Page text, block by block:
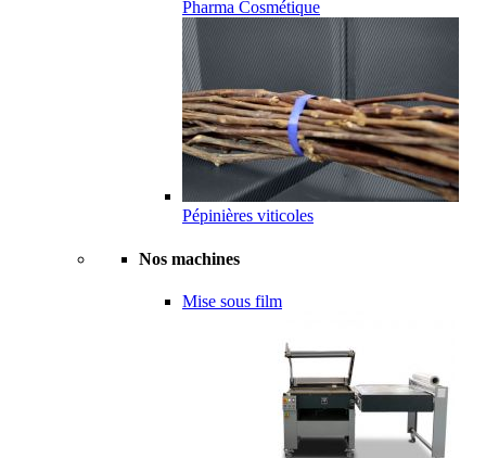
Pharma Cosmétique
Pépinières viticoles
Nos machines
Mise sous film